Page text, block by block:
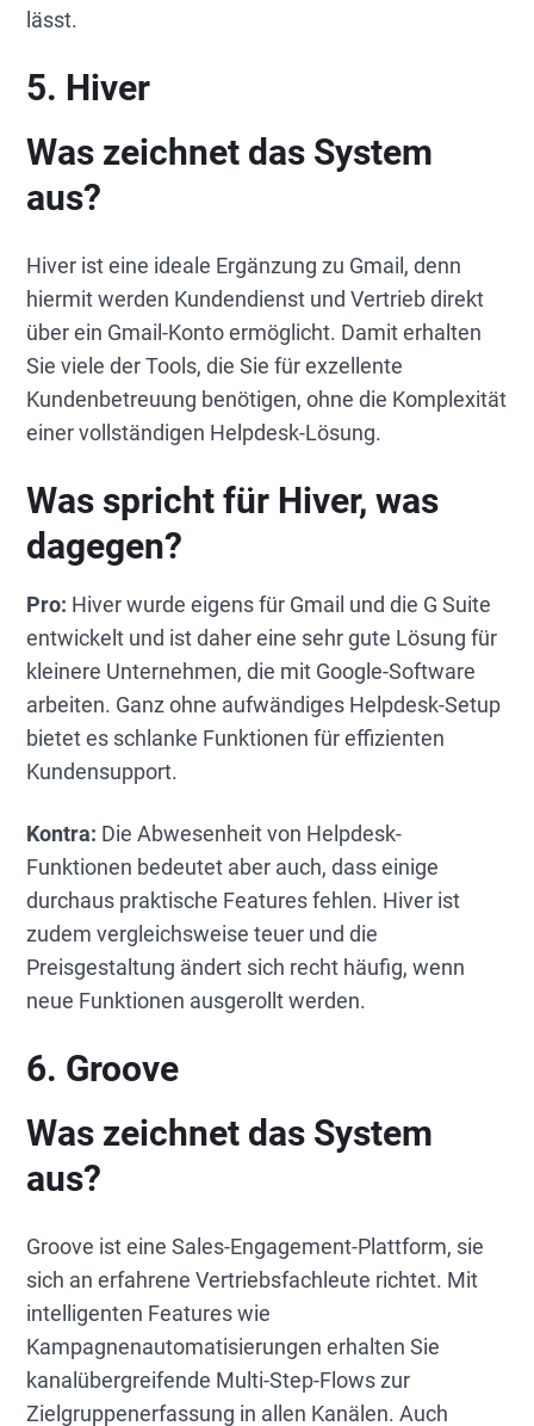
lässt.
5. Hiver
Was zeichnet das System
aus?
Hiver ist eine ideale Ergänzung zu Gmail, denn
hiermit werden Kundendienst und Vertrieb direkt
über ein Gmail-Konto ermöglicht. Damit erhalten
Sie viele der Tools, die Sie für exzellente
Kundenbetreuung benötigen, ohne die Komplexität
einer vollständigen Helpdesk-Lösung.
Was spricht für Hiver, was
dagegen?
Pro: Hiver wurde eigens für Gmail und die G Suite
entwickelt und ist daher eine sehr gute Lösung für
kleinere Unternehmen, die mit Google-Software
arbeiten. Ganz ohne aufwändiges Helpdesk-Setup
bietet es schlanke Funktionen für effizienten
Kundensupport.
Kontra: Die Abwesenheit von Helpdesk-
Funktionen bedeutet aber auch, dass einige
durchaus praktische Features fehlen. Hiver ist
zudem vergleichsweise teuer und die
Preisgestaltung ändert sich recht häufig, wenn
neue Funktionen ausgerollt werden.
6. Groove
Was zeichnet das System
aus?
Groove ist eine Sales-Engagement-Plattform, sie
sich an erfahrene Vertriebsfachleute richtet. Mit
intelligenten Features wie
Kampagnenautomatisierungen erhalten Sie
kanalübergreifende Multi-Step-Flows zur
Zielgruppenerfassung in allen Kanälen. Auch